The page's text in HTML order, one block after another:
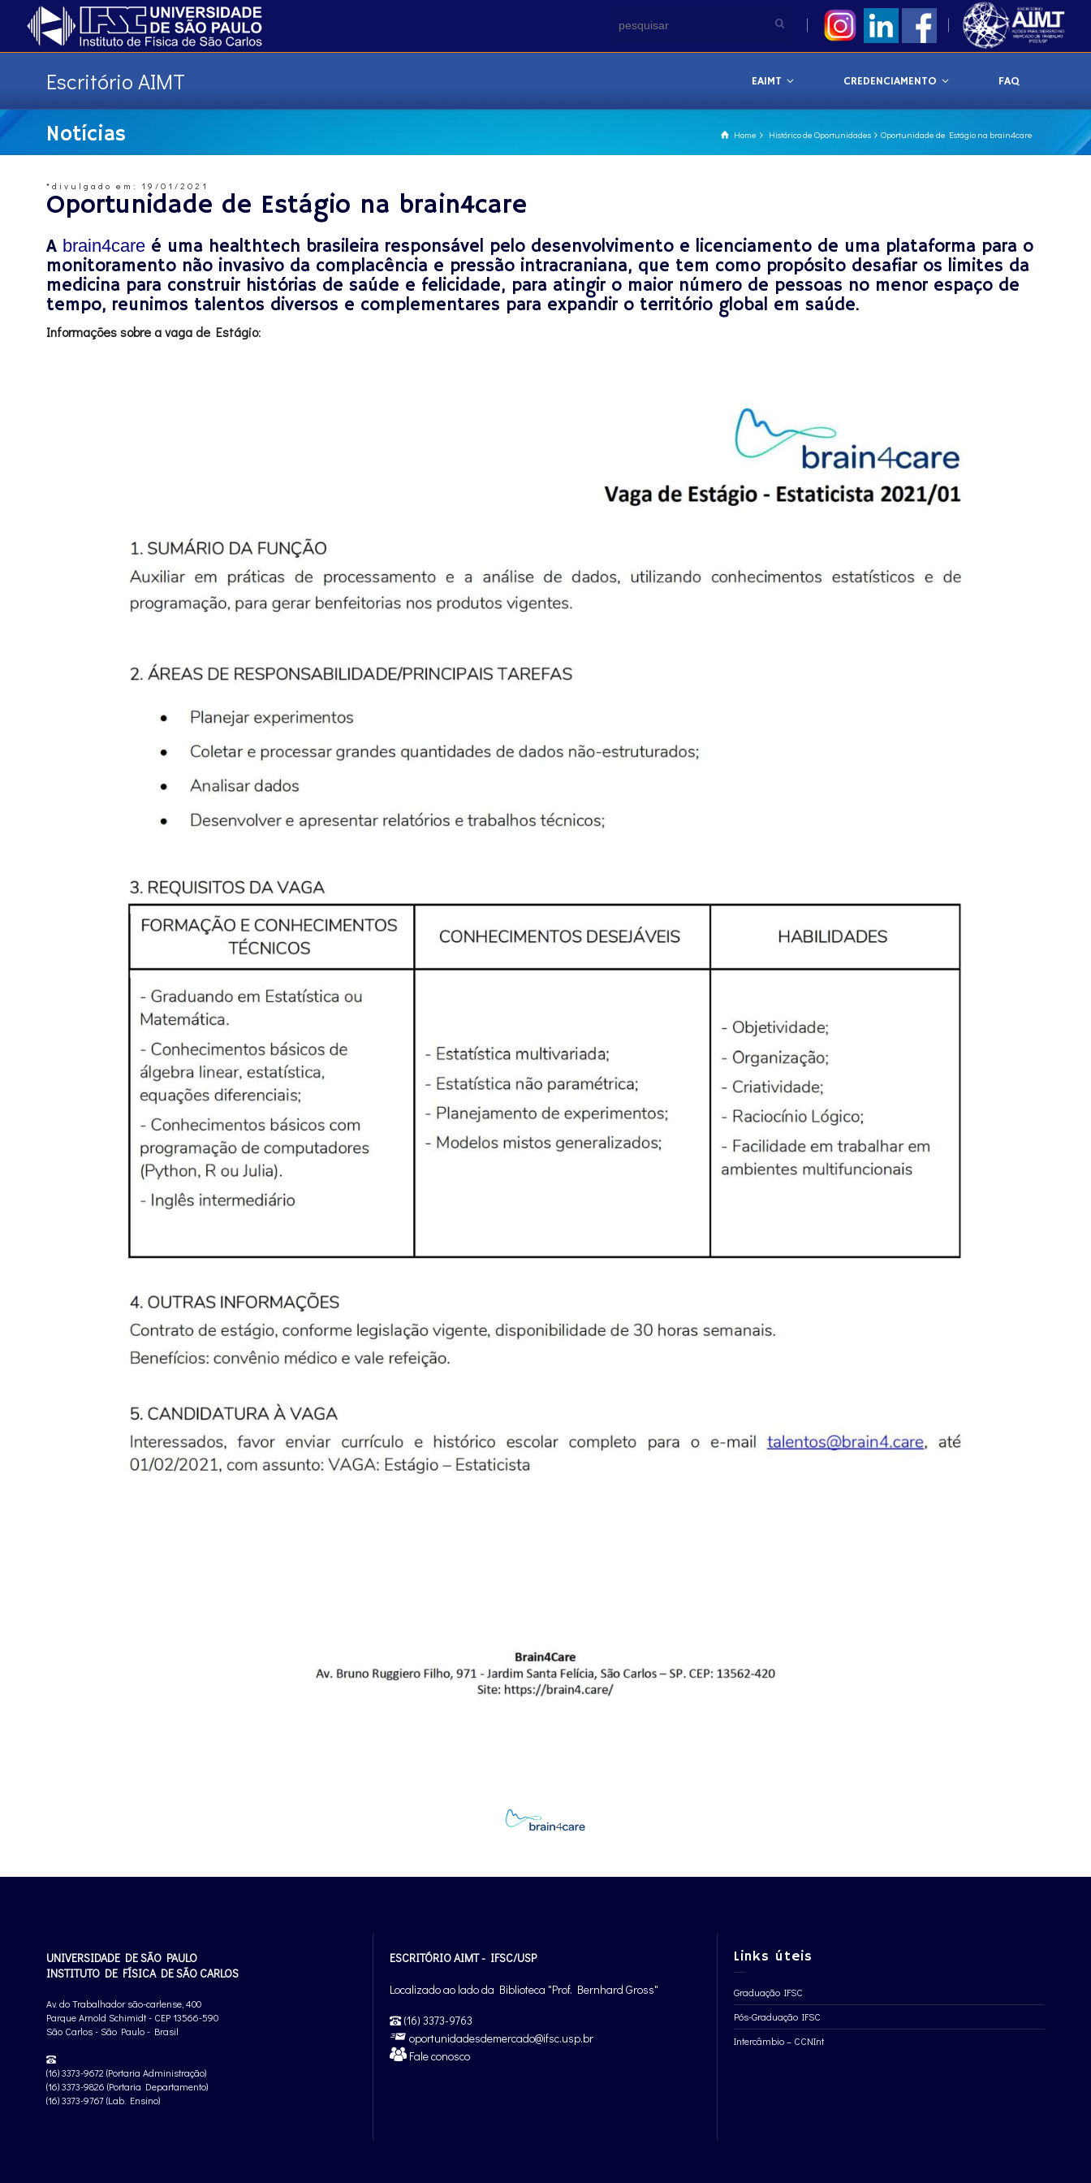
Escritório AIMT EAIMT CREDENCIAMENTO FAQ
Home Histórico de Oportunidades Oportunidade de Estágio na brain4care
Notícias
*divulgado em: 19/01/2021
Oportunidade de Estágio na brain4care
A brain4care é uma healthtech brasileira responsável pelo desenvolvimento e licenciamento de uma plataforma para o
monitoramento não invasivo da complacência e pressão intracraniana, que tem como propósito desafiar os limites da
medicina para construir histórias de saúde e felicidade, para atingir o maior número de pessoas no menor espaço de
tempo, reunimos talentos diversos e complementares para expandir o território global em saúde.
Informações sobre a vaga de Estágio:
UNIVERSIDADE DE SÃO PAULO
INSTITUTO DE FÍSICA DE SÃO CARLOS
Av. do Trabalhador são-carlense, 400
Parque Arnold Schimidt - CEP 13566-590
São Carlos - São Paulo - Brasil
(16) 3373-9672 (Portaria Administração)
(16) 3373-9826 (Portaria Departamento)
(16) 3373-9767 (Lab. Ensino)
ESCRITÓRIO AIMT - IFSC/USP
Localizado ao lado da Biblioteca "Prof. Bernhard Gross"
(16) 3373-9763
oportunidadesdemercado@ifsc.usp.br
Fale conosco
Links úteis
Graduação IFSC
Pós-Graduação IFSC
Intercâmbio – CCNInt